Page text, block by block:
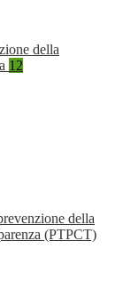
della
12
della
(PTPCT)